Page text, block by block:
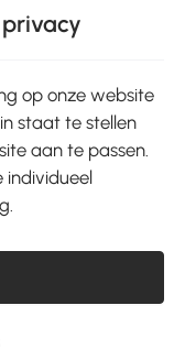
korting!
20537 Hamburg
op onze website
staat te stellen
aan te passen.
individueel